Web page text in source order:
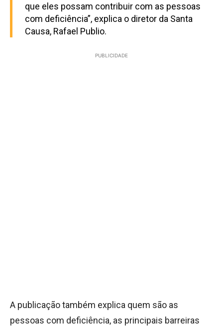
que eles possam contribuir com as pessoas
com deficiência”, explica o diretor da Santa
Causa, Rafael Publio.
PUBLICIDADE
A publicação também explica quem são as
pessoas com deficiência, as principais barreiras